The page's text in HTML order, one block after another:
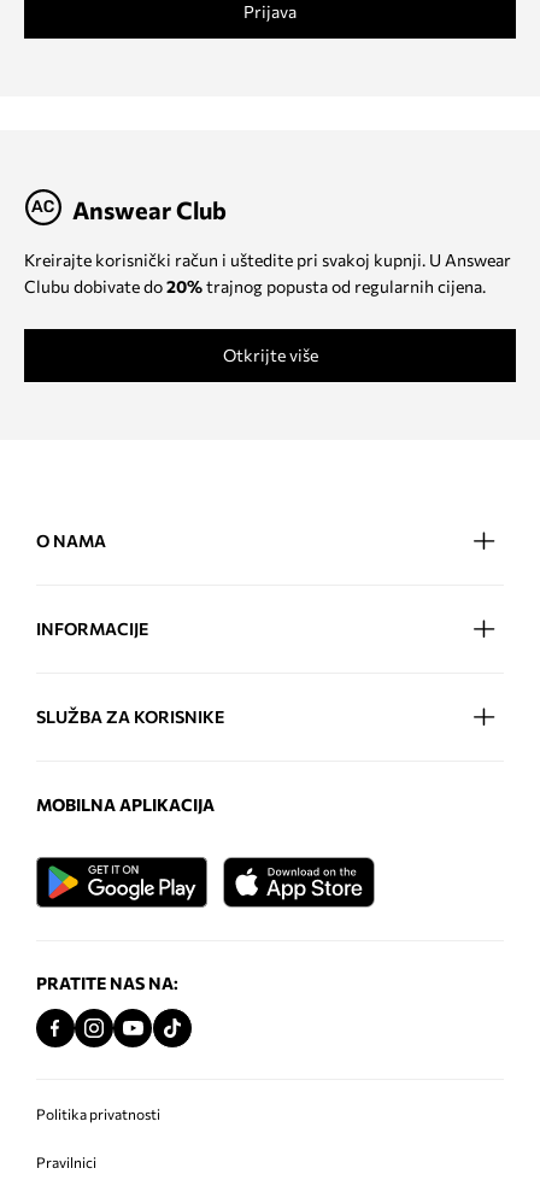
Prijava
Answear Club
Kreirajte korisnički račun i uštedite pri svakoj kupnji. U Answear
Clubu dobivate do20%trajnog popusta od regularnih cijena.
Otkrijte više
O NAMA
INFORMACIJE
SLUŽBA ZA KORISNIKE
MOBILNA APLIKACIJA
PRATITE NAS NA:
Politika privatnosti
Pravilnici